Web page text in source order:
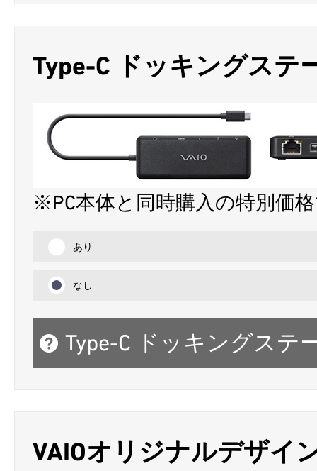
Type-C ドッキングステ
※PC本体と同時購入の特別価
あり
なし
Type-C ドッキングステ
VAIOオリジナルデザイ